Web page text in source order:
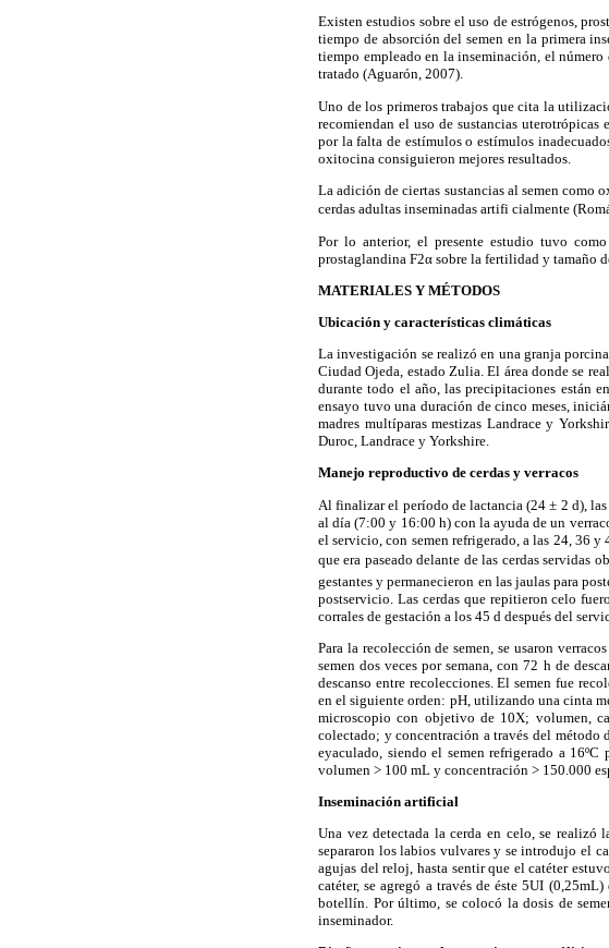
Existen estudios sobre el uso de estrógenos,
tiempo de absorción del semen en la primera
tiempo empleado en la inseminación, el
tratado (Aguarón, 2007).
Uno de los primeros trabajos que cita la
recomiendan el uso de sustancias
por la falta de estímulos o estímulos
oxitocina consiguieron mejores resultados.
La adición de ciertas sustancias al semen como
cerdas adultas inseminadas artifi cialmente
Por lo anterior, el presente estudio tuvo
prostaglandina F2α sobre la fertilidad y tamaño
MATERIALES Y MÉTODOS
Ubicación y características climáticas
La investigación se realizó en una granja
Ciudad Ojeda, estado Zulia. El área donde se
durante todo el año, las precipitaciones están
ensayo tuvo una duración de cinco meses,
madres multíparas mestizas Landrace y
Duroc, Landrace y Yorkshire.
Manejo reproductivo de cerdas y verracos
Al finalizar el período de lactancia (24 ± 2 d), las
al día (7:00 y 16:00 h) con la ayuda de un
el servicio, con semen refrigerado, a las 24, 36 y
que era paseado delante de las cerdas
gestantes y permanecieron en las jaulas para
postservicio. Las cerdas que repitieron celo
corrales de gestación a los 45 d después del
Para la recolección de semen, se usaron
semen dos veces por semana, con 72 h de
descanso entre recolecciones. El semen fue
en el siguiente orden: pH, utilizando una cinta
microscopio con objetivo de 10X; volumen,
colectado; y concentración a través del
eyaculado, siendo el semen refrigerado a
volumen > 100 mL y concentración > 150.000
Inseminación artificial
Una vez detectada la cerda en celo, se
separaron los labios vulvares y se introdujo el
agujas del reloj, hasta sentir que el catéter
catéter, se agregó a través de éste 5UI
botellín. Por último, se colocó la dosis de
inseminador.